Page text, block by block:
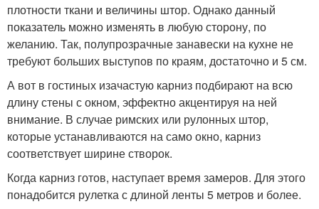
плотности ткани и величины штор. Однако данный
показатель можно изменять в любую сторону, по
желанию. Так, полупрозрачные занавески на кухне не
требуют больших выступов по краям, достаточно и 5 см.
А вот в гостиных изачастую карниз подбирают на всю
длину стены с окном, эффектно акцентируя на ней
внимание. В случае римских или рулонных штор,
которые устанавливаются на само окно, карниз
соответствует ширине створок.
Когда карниз готов, наступает время замеров. Для этого
понадобится рулетка с длиной ленты 5 метров и более.